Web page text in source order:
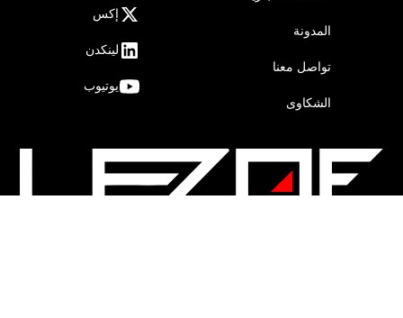
المدونة
تواصل معنا
الشكاوى
إكس
لينكدن
يوتيوب